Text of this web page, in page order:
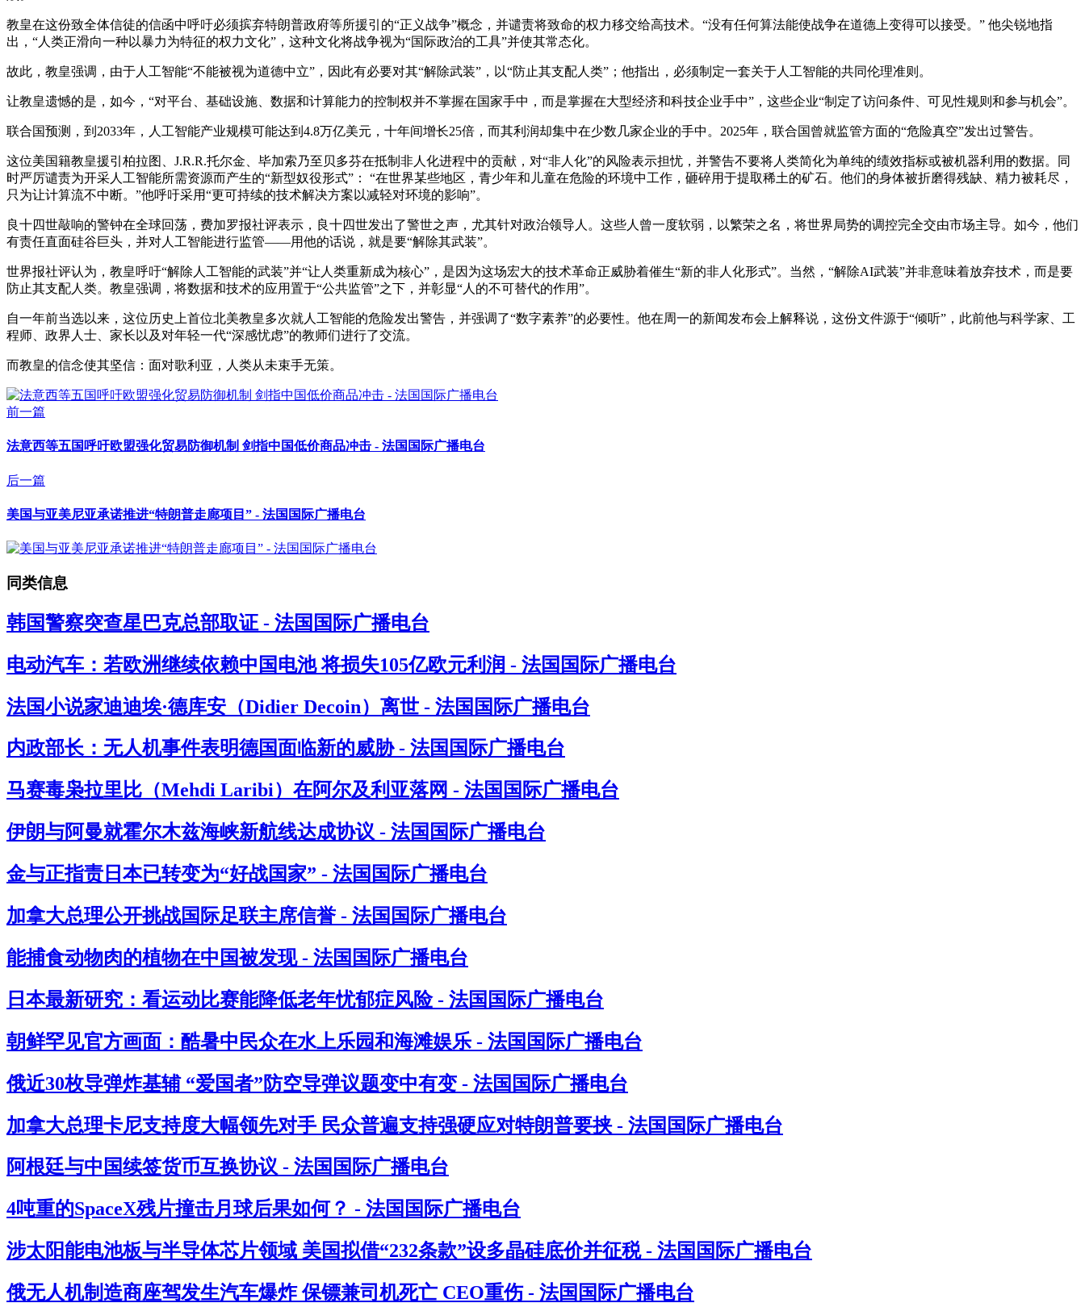
教皇在这份致全体信徒的信函中呼吁必须摈弃特朗普政府等所援引的“正义战争”概念，并谴责将致命的权力移交给高技术。“没有任何算法能使战争在道德上变得可以接受。” 他尖锐地指
出，“人类正滑向一种以暴力为特征的权力文化”，这种文化将战争视为“国际政治的工具”并使其常态化。
故此，教皇强调，由于人工智能“不能被视为道德中立”，因此有必要对其“解除武装”，以“防止其支配人类”；他指出，必须制定一套关于人工智能的共同伦理准则。
让教皇遗憾的是，如今，“对平台、基础设施、数据和计算能力的控制权并不掌握在国家手中，而是掌握在大型经济和科技企业手中”，这些企业“制定了访问条件、可见性规则和参与机会”。
联合国预测，到2033年，人工智能产业规模可能达到4.8万亿美元，十年间增长25倍，而其利润却集中在少数几家企业的手中。2025年，联合国曾就监管方面的“危险真空”发出过警告。
这位美国籍教皇援引柏拉图、J.R.R.托尔金、毕加索乃至贝多芬在抵制非人化进程中的贡献，对“非人化”的风险表示担忧，并警告不要将人类简化为单纯的绩效指标或被机器利用的数据。同
时严厉谴责为开采人工智能所需资源而产生的“新型奴役形式”： “在世界某些地区，青少年和儿童在危险的环境中工作，砸碎用于提取稀土的矿石。他们的身体被折磨得残缺、精力被耗尽，
只为让计算流不中断。”他呼吁采用“更可持续的技术解决方案以减轻对环境的影响”。
良十四世敲响的警钟在全球回荡，费加罗报社评表示，良十四世发出了警世之声，尤其针对政治领导人。这些人曾一度软弱，以繁荣之名，将世界局势的调控完全交由市场主导。如今，他们
有责任直面硅谷巨头，并对人工智能进行监管——用他的话说，就是要“解除其武装”。
世界报社评认为，教皇呼吁“解除人工智能的武装”并“让人类重新成为核心”，是因为这场宏大的技术革命正威胁着催生“新的非人化形式”。当然，“解除AI武装”并非意味着放弃技术，而是要
防止其支配人类。教皇强调，将数据和技术的应用置于“公共监管”之下，并彰显“人的不可替代的作用”。
自一年前当选以来，这位历史上首位北美教皇多次就人工智能的危险发出警告，并强调了“数字素养”的必要性。他在周一的新闻发布会上解释说，这份文件源于“倾听”，此前他与科学家、工
程师、政界人士、家长以及对年轻一代“深感忧虑”的教师们进行了交流。
而教皇的信念使其坚信：面对歌利亚，人类从未束手无策。
前一篇
法意西等五国呼吁欧盟强化贸易防御机制 剑指中国低价商品冲击 - 法国国际广播电台
后一篇
美国与亚美尼亚承诺推进“特朗普走廊项目” - 法国国际广播电台
同类信息
韩国警察突查星巴克总部取证 - 法国国际广播电台
电动汽车：若欧洲继续依赖中国电池 将损失105亿欧元利润 - 法国国际广播电台
法国小说家迪迪埃·德库安（Didier Decoin）离世 - 法国国际广播电台
内政部长：无人机事件表明德国面临新的威胁 - 法国国际广播电台
马赛毒枭拉里比（Mehdi Laribi）在阿尔及利亚落网 - 法国国际广播电台
伊朗与阿曼就霍尔木兹海峡新航线达成协议 - 法国国际广播电台
金与正指责日本已转变为“好战国家” - 法国国际广播电台
加拿大总理公开挑战国际足联主席信誉 - 法国国际广播电台
能捕食动物肉的植物在中国被发现 - 法国国际广播电台
日本最新研究：看运动比赛能降低老年忧郁症风险 - 法国国际广播电台
朝鲜罕见官方画面：酷暑中民众在水上乐园和海滩娱乐 - 法国国际广播电台
俄近30枚导弹炸基辅 “爱国者”防空导弹议题变中有变 - 法国国际广播电台
加拿大总理卡尼支持度大幅领先对手 民众普遍支持强硬应对特朗普要挟 - 法国国际广播电台
阿根廷与中国续签货币互换协议 - 法国国际广播电台
4吨重的SpaceX残片撞击月球后果如何？ - 法国国际广播电台
涉太阳能电池板与半导体芯片领域 美国拟借“232条款”设多晶硅底价并征税 - 法国国际广播电台
俄无人机制造商座驾发生汽车爆炸 保镖兼司机死亡 CEO重伤 - 法国国际广播电台